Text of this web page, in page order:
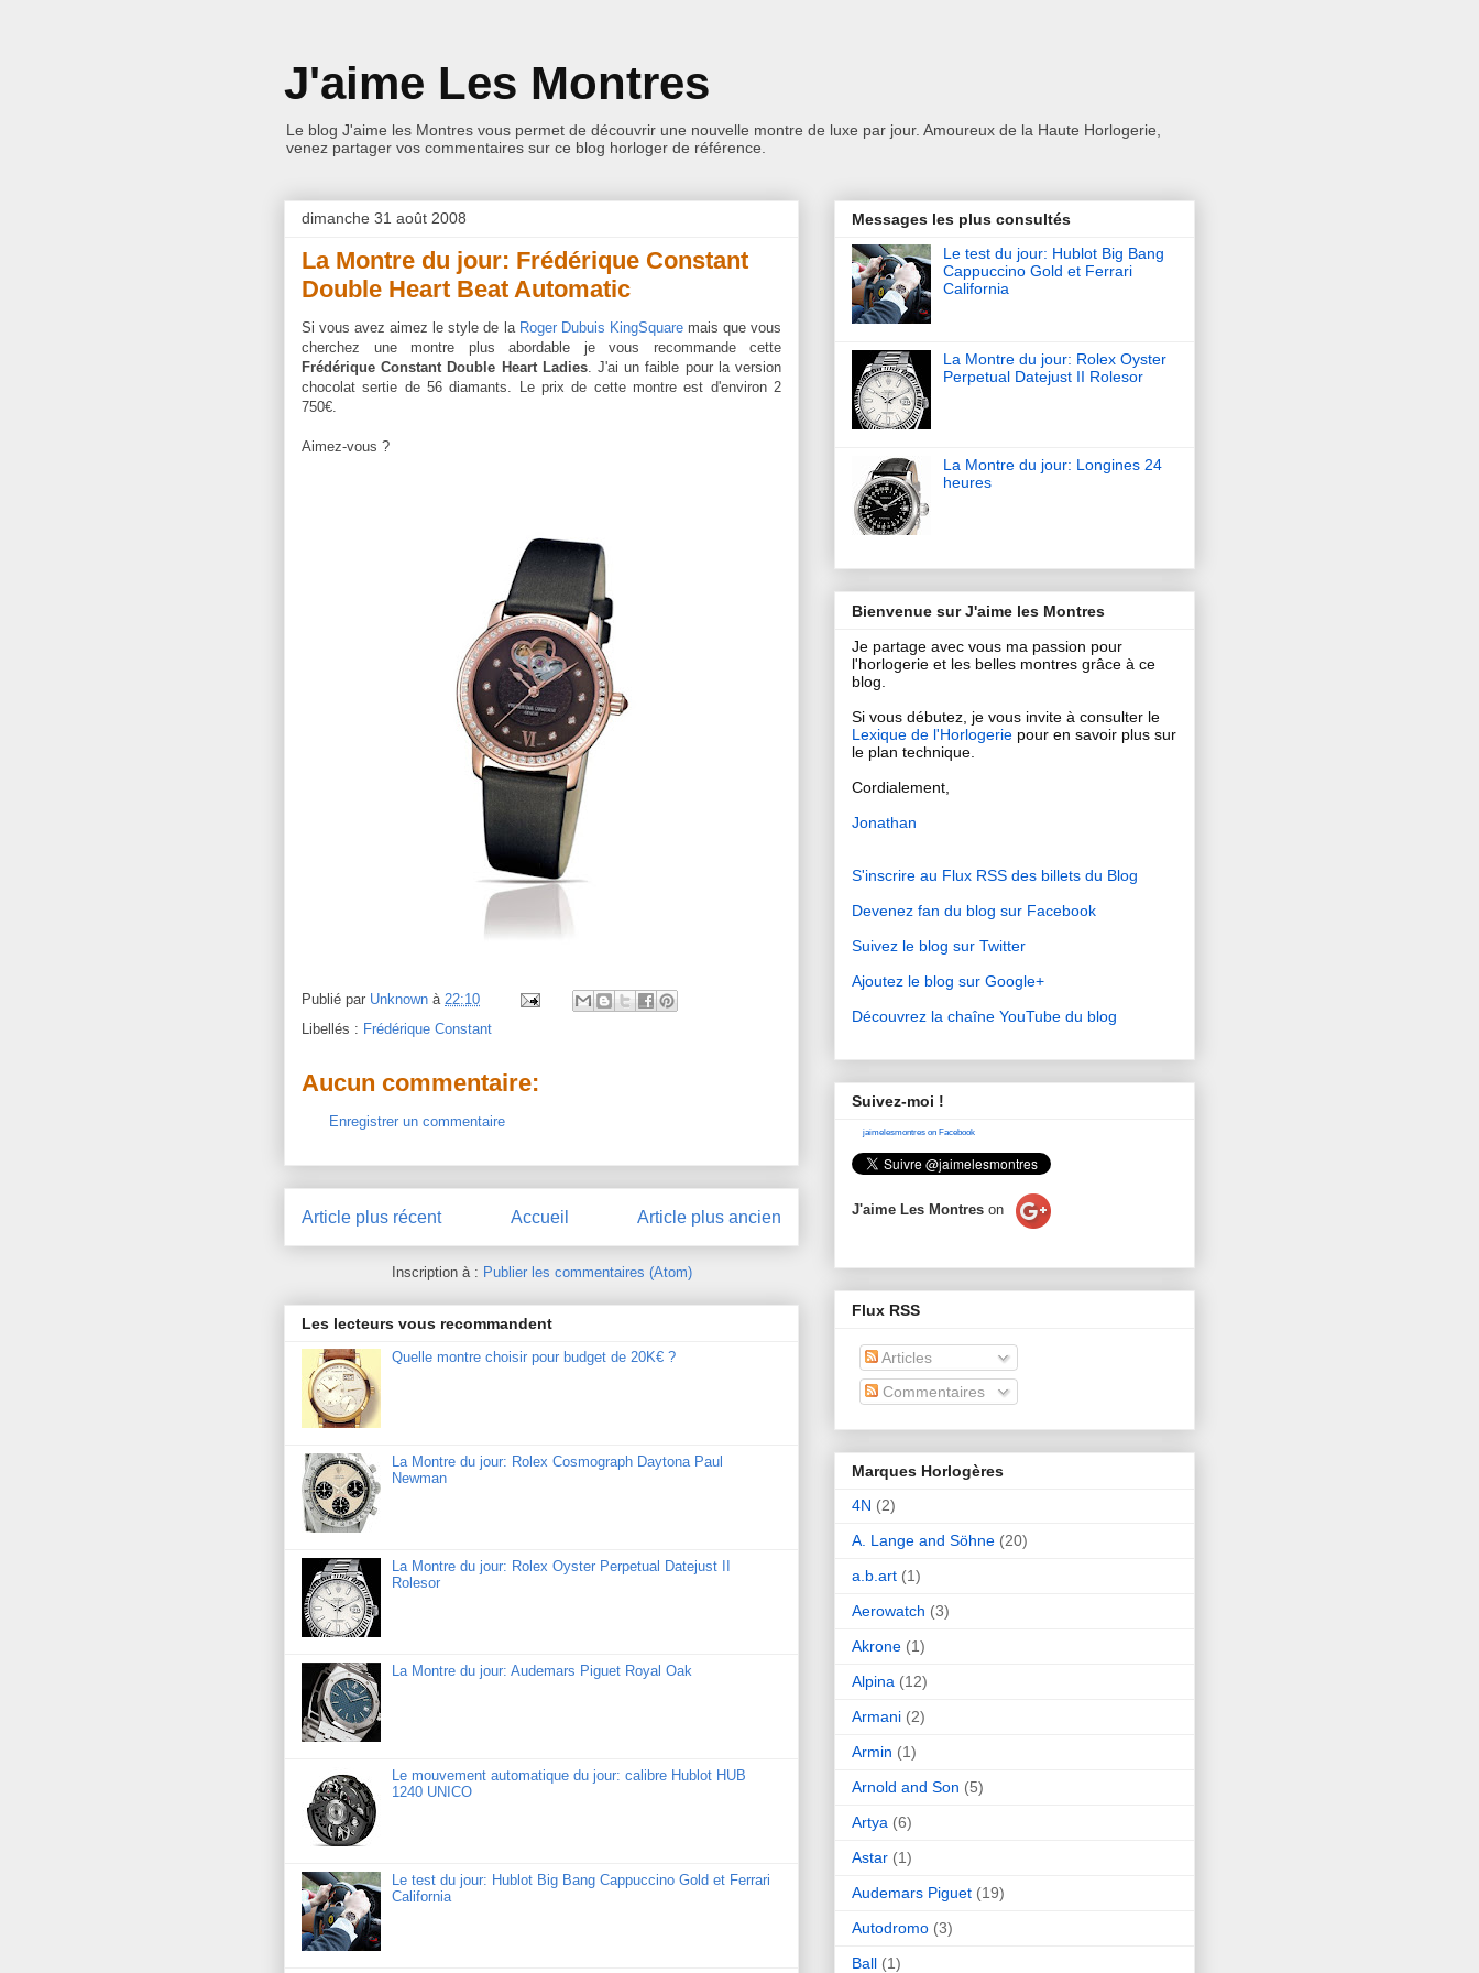
J'aime Les Montres
Le blog J'aime les Montres vous permet de découvrir une nouvelle montre de luxe par jour. Amoureux de la Haute Horlogerie,
venez partager vos commentaires sur ce blog horloger de référence.
dimanche 31 août 2008
La Montre du jour: Frédérique Constant
Double Heart Beat Automatic
Si vous avez aimez le style de la Roger Dubuis KingSquaremais que vous
cherchez une montre plus abordable je vous recommande cette
Frédérique Constant Double Heart Ladies. J'ai un faible pour la version
chocolat sertie de 56 diamants. Le prix de cette montre est d'environ 2
750€.
Aimez-vous ?
Publié par Unknown à 22:10
Libellés : Frédérique Constant
Aucun commentaire:
Enregistrer un commentaire
Article plus récent Article plus ancien
Accueil
Inscription à : Publier les commentaires (Atom)
Les lecteurs vous recommandent
Quelle montre choisir pour budget de 20K€ ?
La Montre du jour: Rolex Cosmograph Daytona Paul
Newman
La Montre du jour: Rolex Oyster Perpetual Datejust II
Rolesor
La Montre du jour: Audemars Piguet Royal Oak
Le mouvement automatique du jour: calibre Hublot HUB
1240 UNICO
Le test du jour: Hublot Big Bang Cappuccino Gold et Ferrari
California
Messages les plus consultés
Le test du jour: Hublot Big Bang
Cappuccino Gold et Ferrari
California
La Montre du jour: Rolex Oyster
Perpetual Datejust II Rolesor
La Montre du jour: Longines 24
heures
Bienvenue sur J'aime les Montres
Je partage avec vous ma passion pour
l'horlogerie et les belles montres grâce à ce
blog.
Si vous débutez, je vous invite à consulter le
Lexique de l'Horlogerie pour en savoir plus sur
le plan technique.
Cordialement,
Jonathan
S'inscrire au Flux RSS des billets du Blog
Devenez fan du blog sur Facebook
Suivez le blog sur Twitter
Ajoutez le blog sur Google+
Découvrez la chaîne YouTube du blog
Suivez-moi !
jaimelesmontres on Facebook
J'aime Les Montres on
Flux RSS
Articles
Commentaires
Marques Horlogères
4N (2)
A. Lange and Söhne (20)
a.b.art (1)
Aerowatch (3)
Akrone (1)
Alpina (12)
Armani (2)
Armin (1)
Arnold and Son (5)
Artya (6)
Astar (1)
Audemars Piguet (19)
Autodromo (3)
Ball (1)